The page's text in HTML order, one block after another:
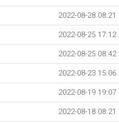
2022-08-28 08:21
2022-08-25 17:12
2022-08-25 08:42
2022-08-23 15:06
2022-08-19 19:07
2022-08-18 08:21